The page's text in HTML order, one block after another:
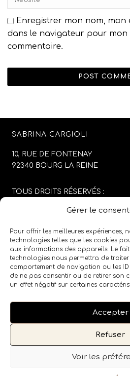
Gérer le
Pour offrir les meilleures expériences,
technologies telles que les cookies
aux informations des appareils. Le
technologies nous permettra de
comportement de navigation ou les ID
de ne pas consentir ou de retirer son
un effet négatif sur certaines
Accepter
Refuser
Voir les
Enregistrer mon nom, mon
dans le navigateur pour
commentaire.
SABRINA CARGIOLI
10, RUE DE FONTENAY
92340 BOURG LA REINE
TOUS DROITS RÉSERVÉS :
CONCEPTION DU SITE :
MENTIONS LÉGALES/CGV
SUIVEZ LE SALON SUR LES